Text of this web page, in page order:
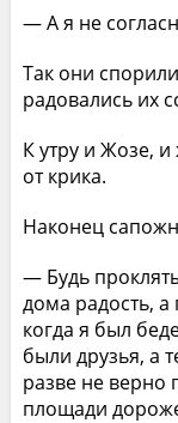
— А я не
Так они
радовались их
К утру и Жозе,
от крика.
Наконец
— Будь
дома радость,
когда я был
были друзья, а
разве не верно
площади